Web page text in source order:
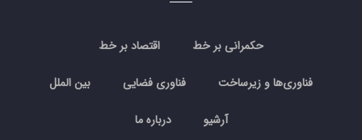
حکمرانی بر خط اقتصاد بر خط
فناوری‌ها و زیرساخت فناوری فضایی بین الملل
آرشیو درباره ما